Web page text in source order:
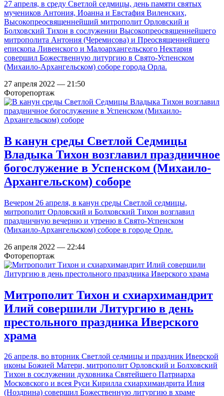
27 апреля, в среду Светлой седмицы, день памяти святых
мучеников Антония, Иоанна и Евстафия Виленских,
Высокопреосвященнейший митрополит Орловский и
Болховский Тихон в сослужении Высокопреосвященнейшего
митрополита Антония (Черемисова) и Преосвященнейшего
епископа Ливенского и Малоархангельского Нектария
совершил Божественную литургию в Свято-Успенском
(Михаило-Архангельском) соборе города Орла.
27 апреля 2022 — 21:50
Фоторепортаж
В канун среды Светлой Седмицы
Владыка Тихон возглавил праздничное
богослужение в Успенском (Михаило-
Архангельском) соборе
Вечером 26 апреля, в канун среды Светлой седмицы,
митрополит Орловский и Болховский Тихон возглавил
праздничную вечерню и утреню в Свято-Успенском
(Михаило-Архангельском) соборе в городе Орле.
26 апреля 2022 — 22:44
Фоторепортаж
Митрополит Тихон и схиархимандрит
Илий совершили Литургию в день
престольного праздника Иверского
храма
26 апреля, во вторник Светлой седмицы и праздник Иверской
иконы Божией Матери, митрополит Орловский и Болховский
Тихон в сослужении духовника Святейшего Патриарха
Московского и всея Руси Кирилла схиархимандрита Илия
(Ноздрина) совершил Божественную литургию в храме